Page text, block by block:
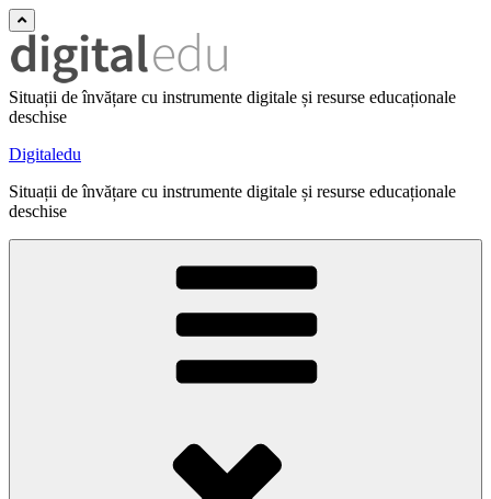
Situații de învățare cu instrumente digitale și resurse educaționale
deschise
Digitaledu
Situații de învățare cu instrumente digitale și resurse educaționale
deschise